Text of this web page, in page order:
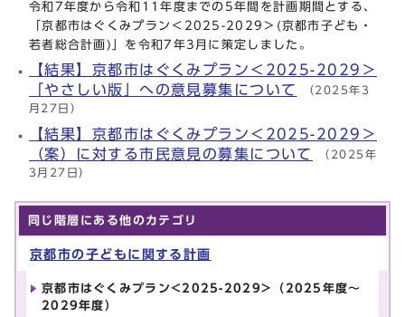
令和7年度から令和11年度までの5年間を計画期間とする、
「京都市はぐくみプラン＜2025-2029＞(京都市子ども・
若者総合計画)」を令和7年3月に策定しました。
【結果】京都市はぐくみプラン＜2025-2029＞
「やさしい版」への意見募集について （2025年3
月27日）
【結果】京都市はぐくみプラン＜2025-2029＞
（案）に対する市民意見の募集について （2025年
3月27日）
同じ階層にある他のカテゴリ
京都市の子どもに関する計画
京都市はぐくみプラン<2025-2029>（2025年度～
2029年度）